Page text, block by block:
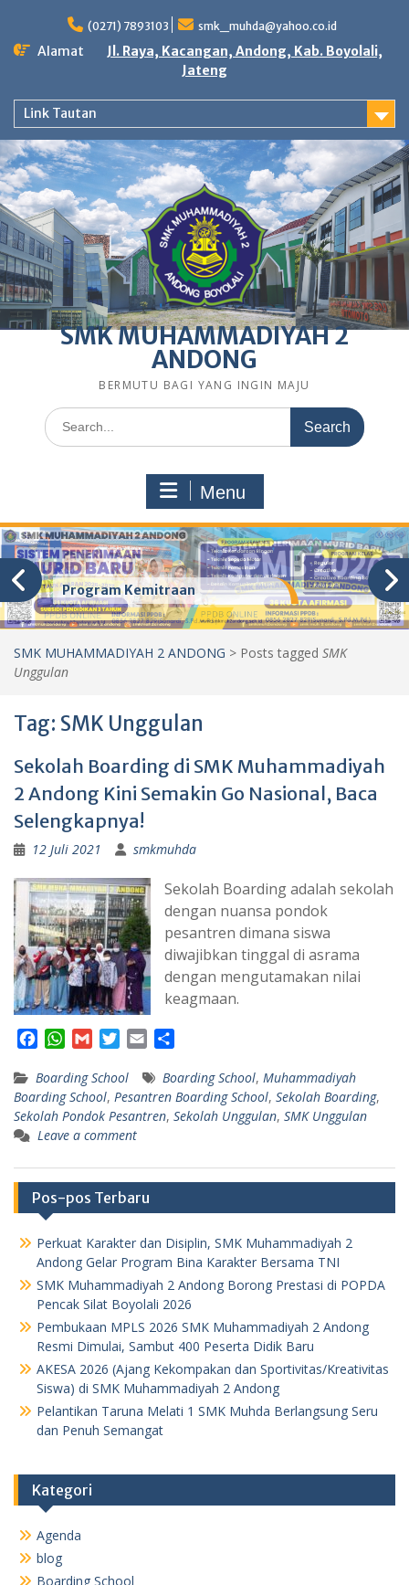
content
(0271) 7893103 smk_muhda@yahoo.co.id
Alamat
Jl. Raya, Kacangan, Andong, Kab. Boyolali,
Jateng
Link Tautan
SMK MUHAMMADIYAH 2
ANDONG
BERMUTU BAGI YANG INGIN MAJU
Search
for:
Menu
Program Kemitraan
SMK MUHAMMADIYAH 2 ANDONG > Posts tagged SMK
Unggulan
Tag: SMK Unggulan
Sekolah Boarding di SMK Muhammadiyah
2 Andong Kini Semakin Go Nasional, Baca
Selengkapnya!
12 Juli 2021 smkmuhda
Sekolah Boarding adalah sekolah
dengan nuansa pondok
pesantren dimana siswa
diwajibkan tinggal di asrama
dengan mengutamakan nilai
keagmaan.
c
e
b
o
k
W
a
t
s
A
p
a
i
l
i
t
t
e
a
i
l
a
r
e
Boarding School Boarding School, Muhammadiyah
Boarding School, Pesantren Boarding School, Sekolah Boarding,
Sekolah Pondok Pesantren, Sekolah Unggulan, SMK Unggulan
Leave a comment
Pos-pos Terbaru
Perkuat Karakter dan Disiplin, SMK Muhammadiyah 2
Andong Gelar Program Bina Karakter Bersama TNI
SMK Muhammadiyah 2 Andong Borong Prestasi di POPDA
Pencak Silat Boyolali 2026
Pembukaan MPLS 2026 SMK Muhammadiyah 2 Andong
Resmi Dimulai, Sambut 400 Peserta Didik Baru
AKESA 2026 (Ajang Kekompakan dan Sportivitas/Kreativitas
Siswa) di SMK Muhammadiyah 2 Andong
Pelantikan Taruna Melati 1 SMK Muhda Berlangsung Seru
dan Penuh Semangat
Kategori
Agenda
blog
Boarding School